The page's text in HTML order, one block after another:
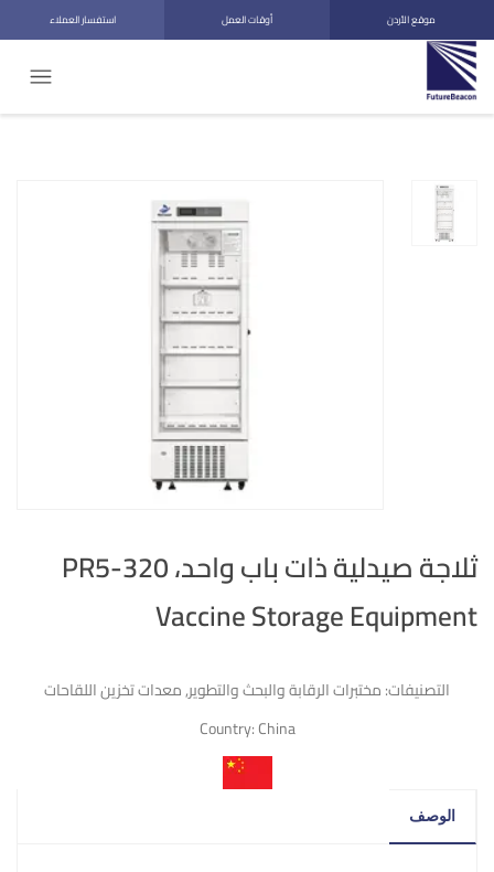
موقع الأردن أوقات العمل استفسار العملاء
ثلاجة صيدلية ذات باب واحد، PR5-320
Vaccine Storage Equipment
التصنيفات:مختبرات الرقابة والبحث والتطوير,معدات تخزين اللقاحات
Country:China
الوصف